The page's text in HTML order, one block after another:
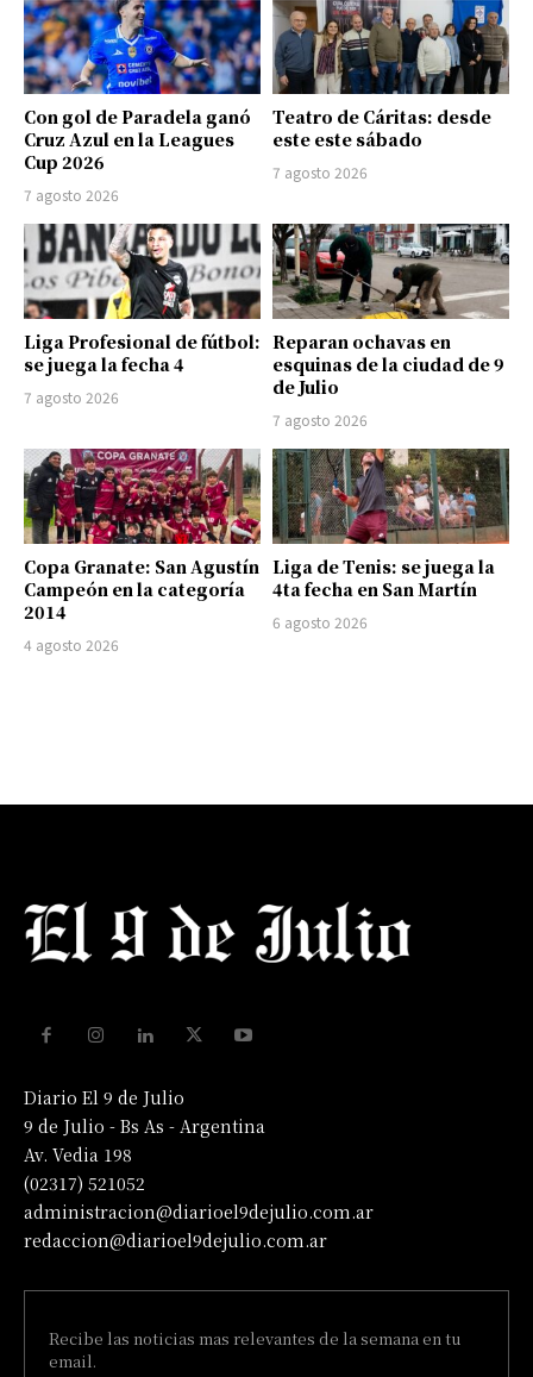
Con gol de Paradela ganó
Cruz Azul en la Leagues
Cup 2026
7 agosto 2026
Teatro de Cáritas: desde
este este sábado
7 agosto 2026
Liga Profesional de fútbol:
se juega la fecha 4
7 agosto 2026
Reparan ochavas en
esquinas de la ciudad de 9
de Julio
7 agosto 2026
Copa Granate: San Agustín
Campeón en la categoría
2014
4 agosto 2026
Liga de Tenis: se juega la
4ta fecha en San Martín
6 agosto 2026
Diario El 9 de Julio
9 de Julio - Bs As - Argentina
Av. Vedia 198
(02317) 521052
administracion@diarioel9dejulio.com.ar
redaccion@diarioel9dejulio.com.ar
Recibe las noticias mas relevantes de la semana en tu
email.